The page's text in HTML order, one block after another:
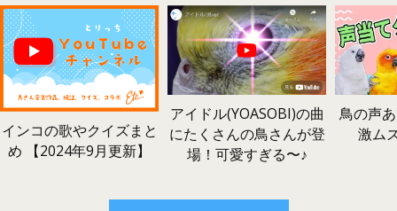
インコの歌やクイズまと
め 【2024年9月更新】
アイドル(YOASOBI)の曲
にたくさんの鳥さんが登
場！可愛すぎる〜♪
鳥の声
激ム